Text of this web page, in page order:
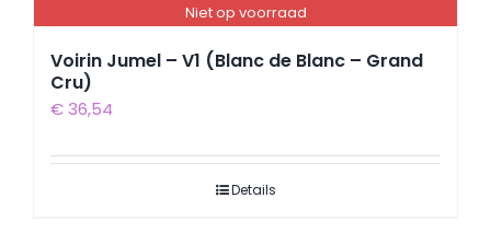
Niet op voorraad
Voirin Jumel – V1 (Blanc de Blanc – Grand
Cru)
€ 36,54
Details